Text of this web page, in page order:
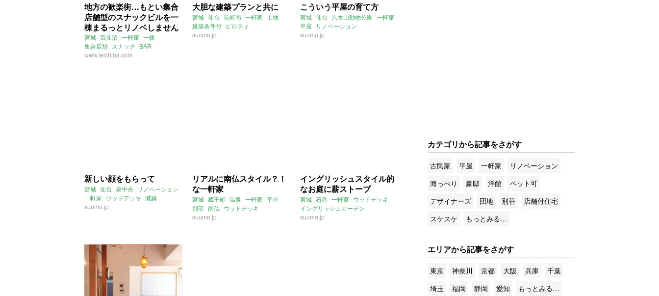
地方の歓楽街…もとい集合
店舗型のスナックビルを一
棟まるっとリノベしません
か？ (宮城県気仙沼市544㎡
の売買物件)
宮城 気仙沼 一軒家 一棟
集合店舗 スナック
BAR
リノベーション素材
www.ieichiba.com
大胆な建築プランと共に
宮城 仙台 長町南 一軒家 土地
建築条件付 ピロティ
suumo.jp
こういう平屋の育て方
宮城 仙台 八木山動物公園 一軒家
平屋
リノベーション
2019年2月のおすすめ
suumo.jp
新しい顔をもらって
宮城 仙台 泉中央 リノベーション
一軒家 ウッドデッキ 減築
suumo.jp
リアルに南仏スタイル？！
な一軒家
宮城 蔵王町 温泉 一軒家 平屋
別荘 南仏 ウッドデッキ
2018年7月のおすすめ
suumo.jp
イングリッシュスタイル的
なお庭に薪ストーブ
宮城 石巻 一軒家 ウッドデッキ
イングリッシュガーデン
薪ストーブ
suumo.jp
カテゴリから記事をさがす
古民家 平屋 一軒家
リノベーション
海っぺり
豪邸 洋館
ペット可
デザイナーズ
団地 別荘
店舗付住宅
スケスケ
もっとみる…
エリアから記事をさがす
東京 神奈川 京都 大阪 兵庫
千葉
埼玉
福岡 静岡 愛知 もっとみる…